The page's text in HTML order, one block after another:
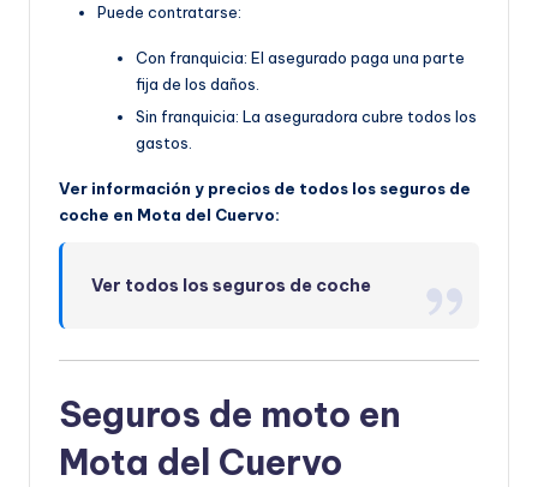
Puede contratarse:
Con franquicia: El asegurado paga una parte
fija de los daños.
Sin franquicia: La aseguradora cubre todos los
gastos.
Ver información y precios de todos los seguros de
coche en Mota del Cuervo:
Ver todos los seguros de coche
Seguros de moto en
Mota del Cuervo